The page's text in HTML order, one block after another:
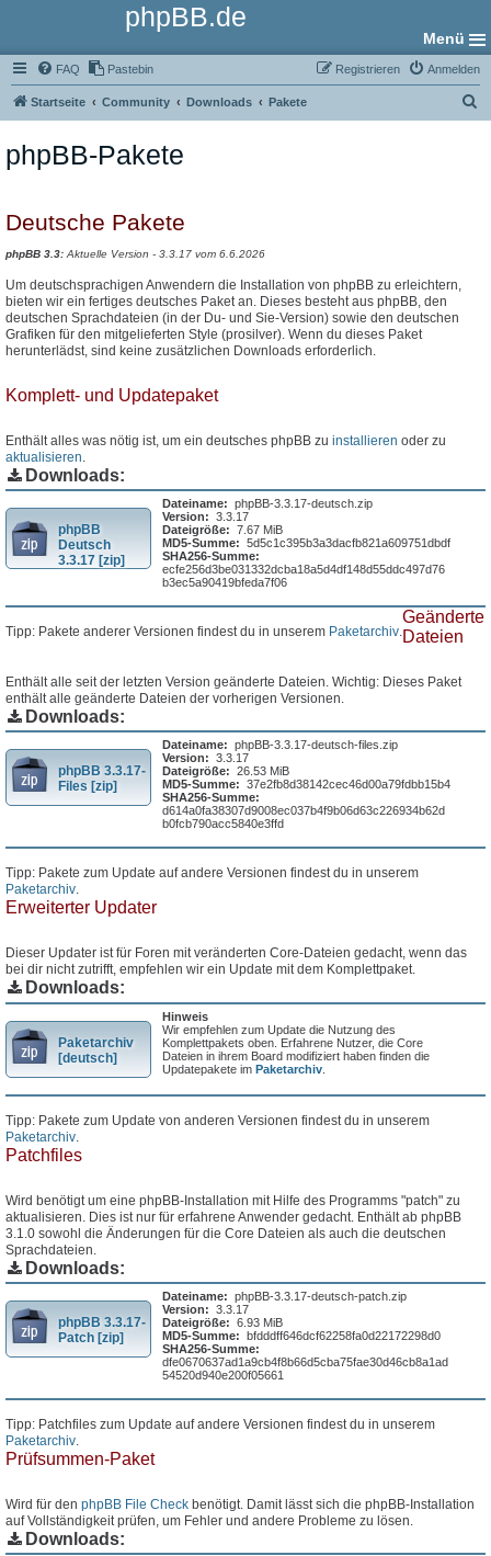
phpBB.de
Menü
FAQ Pastebin Anmelden
Registrieren
Startseite Community Downloads Pakete
phpBB-Pakete
Deutsche Pakete
phpBB 3.3: Aktuelle Version - 3.3.17 vom 6.6.2026
Um deutschsprachigen Anwendern die Installation von phpBB zu erleichtern,
bieten wir ein fertiges deutsches Paket an. Dieses besteht aus phpBB, den
deutschen Sprachdateien (in der Du- und Sie-Version) sowie den deutschen
Grafiken für den mitgelieferten Style (prosilver). Wenn du dieses Paket
herunterlädst, sind keine zusätzlichen Downloads erforderlich.
Komplett- und Updatepaket
Enthält alles was nötig ist, um ein deutsches phpBB zu installieren oder zu
aktualisieren.
Downloads:
phpBB
Deutsch
3.3.17 [zip]
Dateiname: phpBB-3.3.17-deutsch.zip
Version: 3.3.17
Dateigröße: 7.67 MiB
MD5-Summe: 5d5c1c395b3a3dacfb821a609751dbdf
SHA256-Summe:
ecfe256d3be031332dcba18a5d4df148d55ddc497d76
b3ec5a90419bfeda7f06
Tipp: Pakete anderer Versionen findest du in unserem Paketarchiv.
Geänderte
Dateien
Enthält alle seit der letzten Version geänderte Dateien. Wichtig: Dieses Paket
enthält alle geänderte Dateien der vorherigen Versionen.
Downloads:
phpBB 3.3.17-
Files [zip]
Dateiname: phpBB-3.3.17-deutsch-files.zip
Version: 3.3.17
Dateigröße: 26.53 MiB
MD5-Summe: 37e2fb8d38142cec46d00a79fdbb15b4
SHA256-Summe:
d614a0fa38307d9008ec037b4f9b06d63c226934b62d
b0fcb790acc5840e3ffd
Tipp: Pakete zum Update auf andere Versionen findest du in unserem
Paketarchiv.
Erweiterter Updater
Dieser Updater ist für Foren mit veränderten Core-Dateien gedacht, wenn das
bei dir nicht zutrifft, empfehlen wir ein Update mit dem Komplettpaket.
Downloads:
Paketarchiv
[deutsch]
Hinweis
Wir empfehlen zum Update die Nutzung des
Komplettpakets oben. Erfahrene Nutzer, die Core
Dateien in ihrem Board modifiziert haben finden die
Updatepakete imPaketarchiv
Tipp: Pakete zum Update von anderen Versionen findest du in unserem
Paketarchiv
Patchfiles
Wird benötigt um eine phpBB-Installation mit Hilfe des Programms "patch" zu
aktualisieren. Dies ist nur für erfahrene Anwender gedacht. Enthält ab phpBB
3.1.0 sowohl die Änderungen für die Core Dateien als auch die deutschen
Sprachdateien.
Downloads:
phpBB 3.3.17-
Patch [zip]
Dateiname: phpBB-3.3.17-deutsch-patch.zip
Version: 3.3.17
Dateigröße: 6.93 MiB
MD5-Summe: bfdddff646dcf62258fa0d22172298d0
SHA256-Summe:
dfe0670637ad1a9cb4f8b66d5cba75fae30d46cb8a1ad
54520d940e200f05661
Tipp: Patchfiles zum Update auf andere Versionen findest du in unserem
Paketarchiv
Prüfsummen-Paket
Wird für den phpBB File Check benötigt. Damit lässt sich die phpBB-Installation
auf Vollständigkeit prüfen, um Fehler und andere Probleme zu lösen.
Downloads: